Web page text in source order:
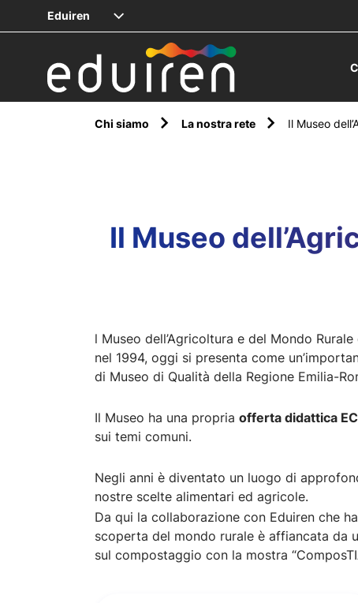
Eduiren
Chi siamo La nostra rete Il Museo
Il Museo
l Museo dell’Agricoltura e del Mondo
nel 1994, oggi si presenta come
di Museo di Qualità della Regione Emilia-
Il Museo ha una propria offerta didattica
sui temi comuni.
Negli anni è diventato un luogo di
nostre scelte alimentari ed agricole.
Da qui la collaborazione con Eduiren che
scoperta del mondo rurale è affiancata da
sul compostaggio con la mostra